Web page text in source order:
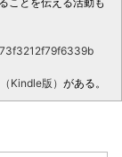
Kindle版） がある。